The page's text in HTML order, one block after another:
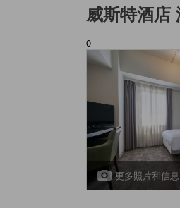
威斯特酒店
0
更多照片和信息